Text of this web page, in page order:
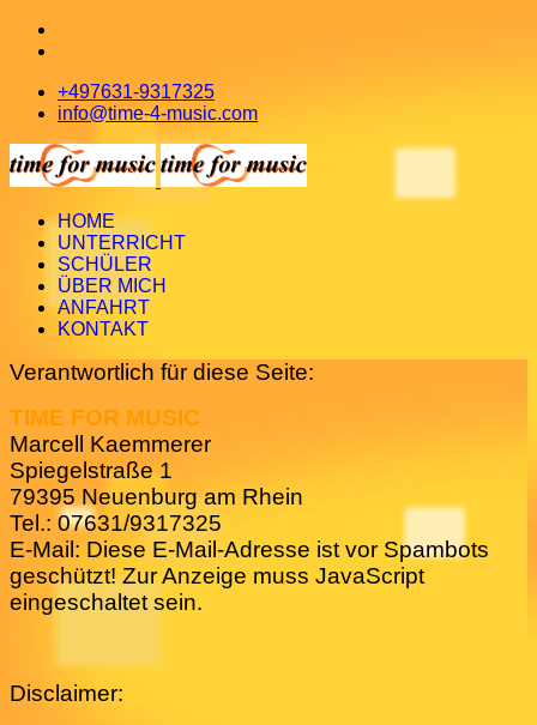
+497631-9317325
info@time-4-music.com
HOME
UNTERRICHT
SCHÜLER
ÜBER MICH
ANFAHRT
KONTAKT
Verantwortlich für diese Seite:
TIME FOR MUSIC
Marcell Kaemmerer
Spiegelstraße 1
79395 Neuenburg am Rhein
Tel.: 07631/9317325
E-Mail: Diese E-Mail-Adresse ist vor Spambots
geschützt! Zur Anzeige muss JavaScript
eingeschaltet sein.
Disclaimer: